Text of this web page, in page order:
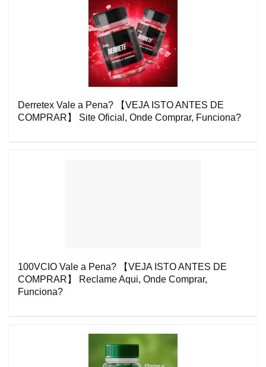
Derretex Vale a Pena? 【VEJA ISTO ANTES DE
COMPRAR】 Site Oficial, Onde Comprar, Funciona?
100VCIO Vale a Pena? 【VEJA ISTO ANTES DE
COMPRAR】 Reclame Aqui, Onde Comprar,
Funciona?